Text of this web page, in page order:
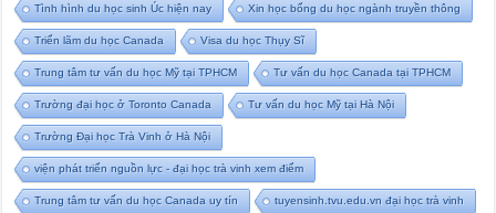
Tình hình du học sinh Úc hiện nay Xin học bổng du học ngành truyền thông
Triển lãm du học Canada Visa du học Thụy Sĩ
Trung tâm tư vấn du học Mỹ tại TPHCM Tư vấn du học Canada tại TPHCM
Trường đại học ở Toronto Canada Tư vấn du học Mỹ tại Hà Nội
Trường Đại học Trà Vinh ở Hà Nội
viện phát triển nguồn lực - đại học trà vinh xem điểm
Trung tâm tư vấn du học Canada uy tín tuyensinh.tvu.edu.vn đại học trà vinh